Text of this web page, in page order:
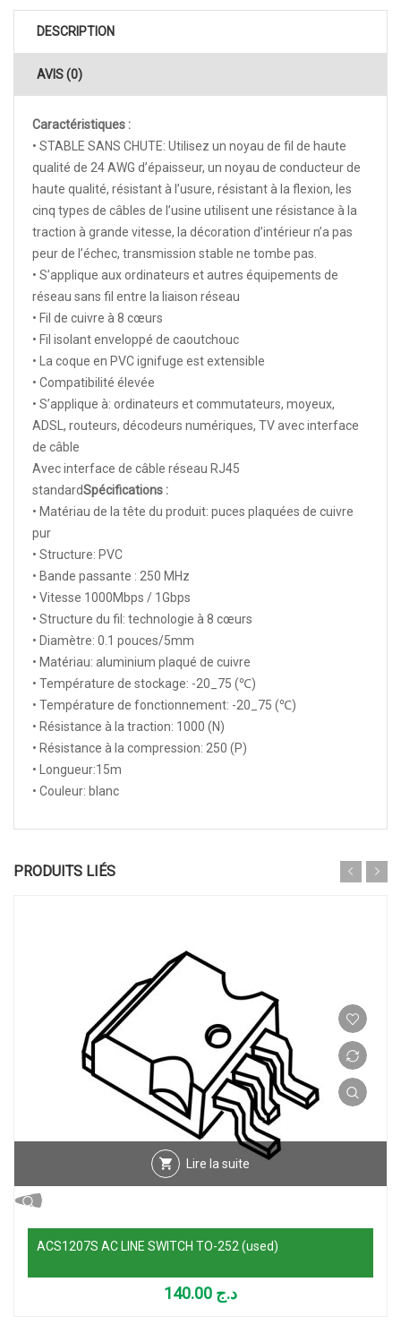
DESCRIPTION
AVIS (0)
Caractéristiques :
• STABLE SANS CHUTE: Utilisez un noyau de fil de haute
qualité de 24 AWG d’épaisseur, un noyau de conducteur de
haute qualité, résistant à l’usure, résistant à la flexion, les
cinq types de câbles de l’usine utilisent une résistance à la
traction à grande vitesse, la décoration d’intérieur n’a pas
peur de l’échec, transmission stable ne tombe pas.
• S’applique aux ordinateurs et autres équipements de
réseau sans fil entre la liaison réseau
• Fil de cuivre à 8 cœurs
• Fil isolant enveloppé de caoutchouc
• La coque en PVC ignifuge est extensible
• Compatibilité élevée
• S’applique à: ordinateurs et commutateurs, moyeux,
ADSL, routeurs, décodeurs numériques, TV avec interface
de câble
Avec interface de câble réseau RJ45
standardSpécifications :
• Matériau de la tête du produit: puces plaquées de cuivre
pur
• Structure: PVC
• Bande passante : 250 MHz
• Vitesse 1000Mbps / 1Gbps
• Structure du fil: technologie à 8 cœurs
• Diamètre: 0.1 pouces/5mm
• Matériau: aluminium plaqué de cuivre
• Température de stockage: -20_75 (℃)
• Température de fonctionnement: -20_75 (℃)
• Résistance à la traction: 1000 (N)
• Résistance à la compression: 250 (P)
• Longueur:15m
• Couleur: blanc
PRODUITS LIÉS
Lire la suite
ACS1207S AC LINE SWITCH TO-252 (used)
د.ج